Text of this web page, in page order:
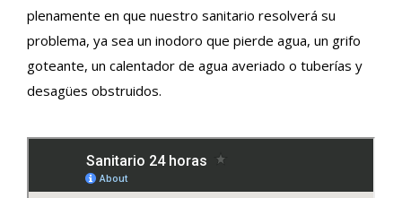
plenamente en que nuestro sanitario resolverá su
problema, ya sea un inodoro que pierde agua, un grifo
goteante, un calentador de agua averiado o tuberías y
desagües obstruidos.